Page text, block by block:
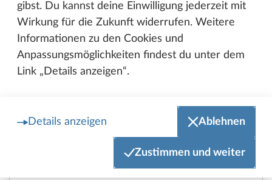
gibst. Du kannst deine Einwilligung jederzeit mit
Wirkung für die Zukunft widerrufen. Weitere
Informationen zu den Cookies und
Anpassungsmöglichkeiten findest du unter dem
Link „Details anzeigen“.
Details anzeigen Ablehnen
Zustimmen und weiter
KORSIKA MIT CARAVAN
Ein echtes Abenteuer